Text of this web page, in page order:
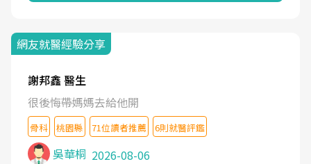
網友就醫經驗分享
謝邦鑫 醫生
很後悔帶媽媽去給他開
骨科 桃園縣 71位讀者推薦 6則就醫評鑑
吳華桐 2026-08-06